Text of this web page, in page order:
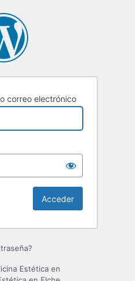
correo electrónico
Estética en